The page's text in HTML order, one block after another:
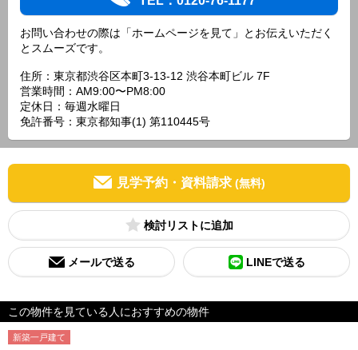
お問い合わせの際は「ホームページを見て」とお伝えいただく
とスムーズです。
住所：東京都渋谷区本町3-13-12 渋谷本町ビル 7F
営業時間：AM9:00〜PM8:00
定休日：毎週水曜日
免許番号：東京都知事(1) 第110445号
見学予約・資料請求 (無料)
検討リスト
メールで送る LINEで送る
この物件を見ている人におすすめの物件
新築一戸建て